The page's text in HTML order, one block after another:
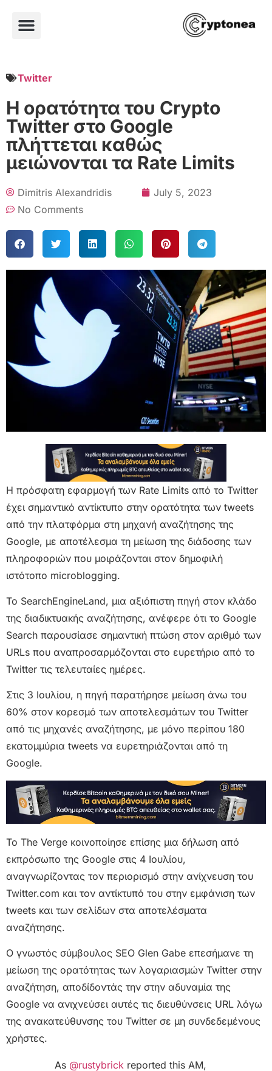
Twitter
Η ορατότητα του Crypto
Twitter στο Google
πλήττεται καθώς
μειώνονται τα Rate Limits
Dimitris Alexandridis
July 5, 2023
No Comments
Η πρόσφατη εφαρμογή των Rate Limits από το Twitter
έχει σημαντικό αντίκτυπο στην ορατότητα των tweets
από την πλατφόρμα στη μηχανή αναζήτησης της
Google, με αποτέλεσμα τη μείωση της διάδοσης των
πληροφοριών που μοιράζονται στον δημοφιλή
ιστότοπο microblogging.
Το SearchEngineLand, μια αξιόπιστη πηγή στον κλάδο
της διαδικτυακής αναζήτησης, ανέφερε ότι το Google
Search παρουσίασε σημαντική πτώση στον αριθμό των
URLs που αναπροσαρμόζονται στο ευρετήριο από το
Twitter τις τελευταίες ημέρες.
Στις 3 Ιουλίου, η πηγή παρατήρησε μείωση άνω του
60% στον κορεσμό των αποτελεσμάτων του Twitter
από τις μηχανές αναζήτησης, με μόνο περίπου 180
εκατομμύρια tweets να ευρετηριάζονται από τη
Google.
Το The Verge κοινοποίησε επίσης μια δήλωση από
εκπρόσωπο της Google στις 4 Ιουλίου,
αναγνωρίζοντας τον περιορισμό στην ανίχνευση του
Twitter.com και τον αντίκτυπό του στην εμφάνιση των
tweets και των σελίδων στα αποτελέσματα
αναζήτησης.
Ο γνωστός σύμβουλος SEO Glen Gabe επεσήμανε τη
μείωση της ορατότητας των λογαριασμών Twitter στην
αναζήτηση, αποδίδοντάς την στην αδυναμία της
Google να ανιχνεύσει αυτές τις διευθύνσεις URL λόγω
της ανακατεύθυνσης του Twitter σε μη συνδεδεμένους
χρήστες.
As @rustybrick reported this AM,